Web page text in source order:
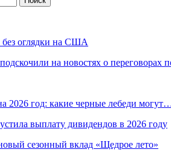
оглядки на США
на новостях о переговорах
2026 год: какие черные лебеди
выплату дивидендов в 2026 году
сезонный вклад «Щедрое лето»